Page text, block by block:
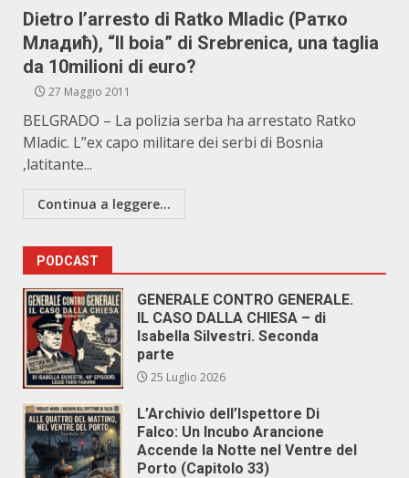
Dietro l’arresto di Ratko Mladic (Ратко
Младић), “Il boia” di Srebrenica, una taglia
da 10milioni di euro?
27 Maggio 2011
BELGRADO – La polizia serba ha arrestato Ratko
Mladic. L”ex capo militare dei serbi di Bosnia
,latitante...
Continua a leggere...
PODCAST
GENERALE CONTRO GENERALE.
IL CASO DALLA CHIESA – di
Isabella Silvestri. Seconda
parte
25 Luglio 2026
L’Archivio dell’Ispettore Di
Falco: Un Incubo Arancione
Accende la Notte nel Ventre del
Porto (Capitolo 33)